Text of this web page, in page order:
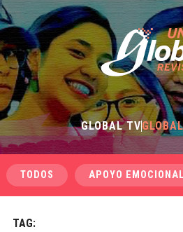
GLOBAL TV
TODOS APOYO EMOCIONAL
TAG: